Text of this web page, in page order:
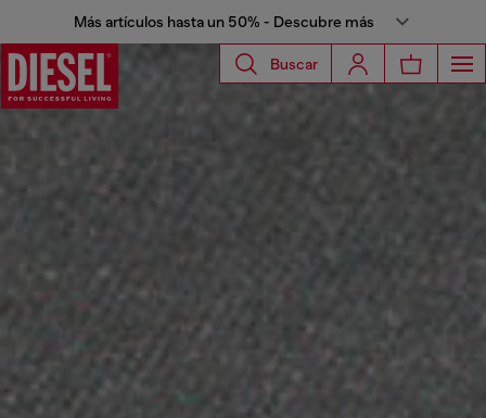
Más artículos hasta un 50% - Descubre más
Buscar